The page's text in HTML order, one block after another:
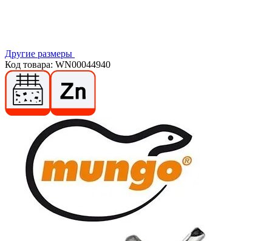
Другие размеры
Код товара: WN00044940